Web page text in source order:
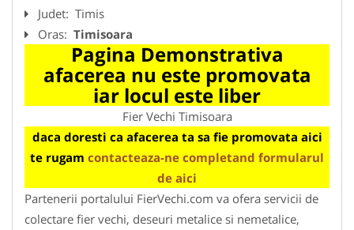
Judet: Timis
Oras: Timisoara
Pagina Demonstrativa
afacerea nu este promovata
iar locul este liber
Fier Vechi Timisoara
daca doresti ca afacerea ta sa fie promovata aici
te rugam contacteaza-ne completand formularul
de aici
Partenerii portalului FierVechi.com va ofera servicii de
colectare fier vechi, deseuri metalice si nemetalice,